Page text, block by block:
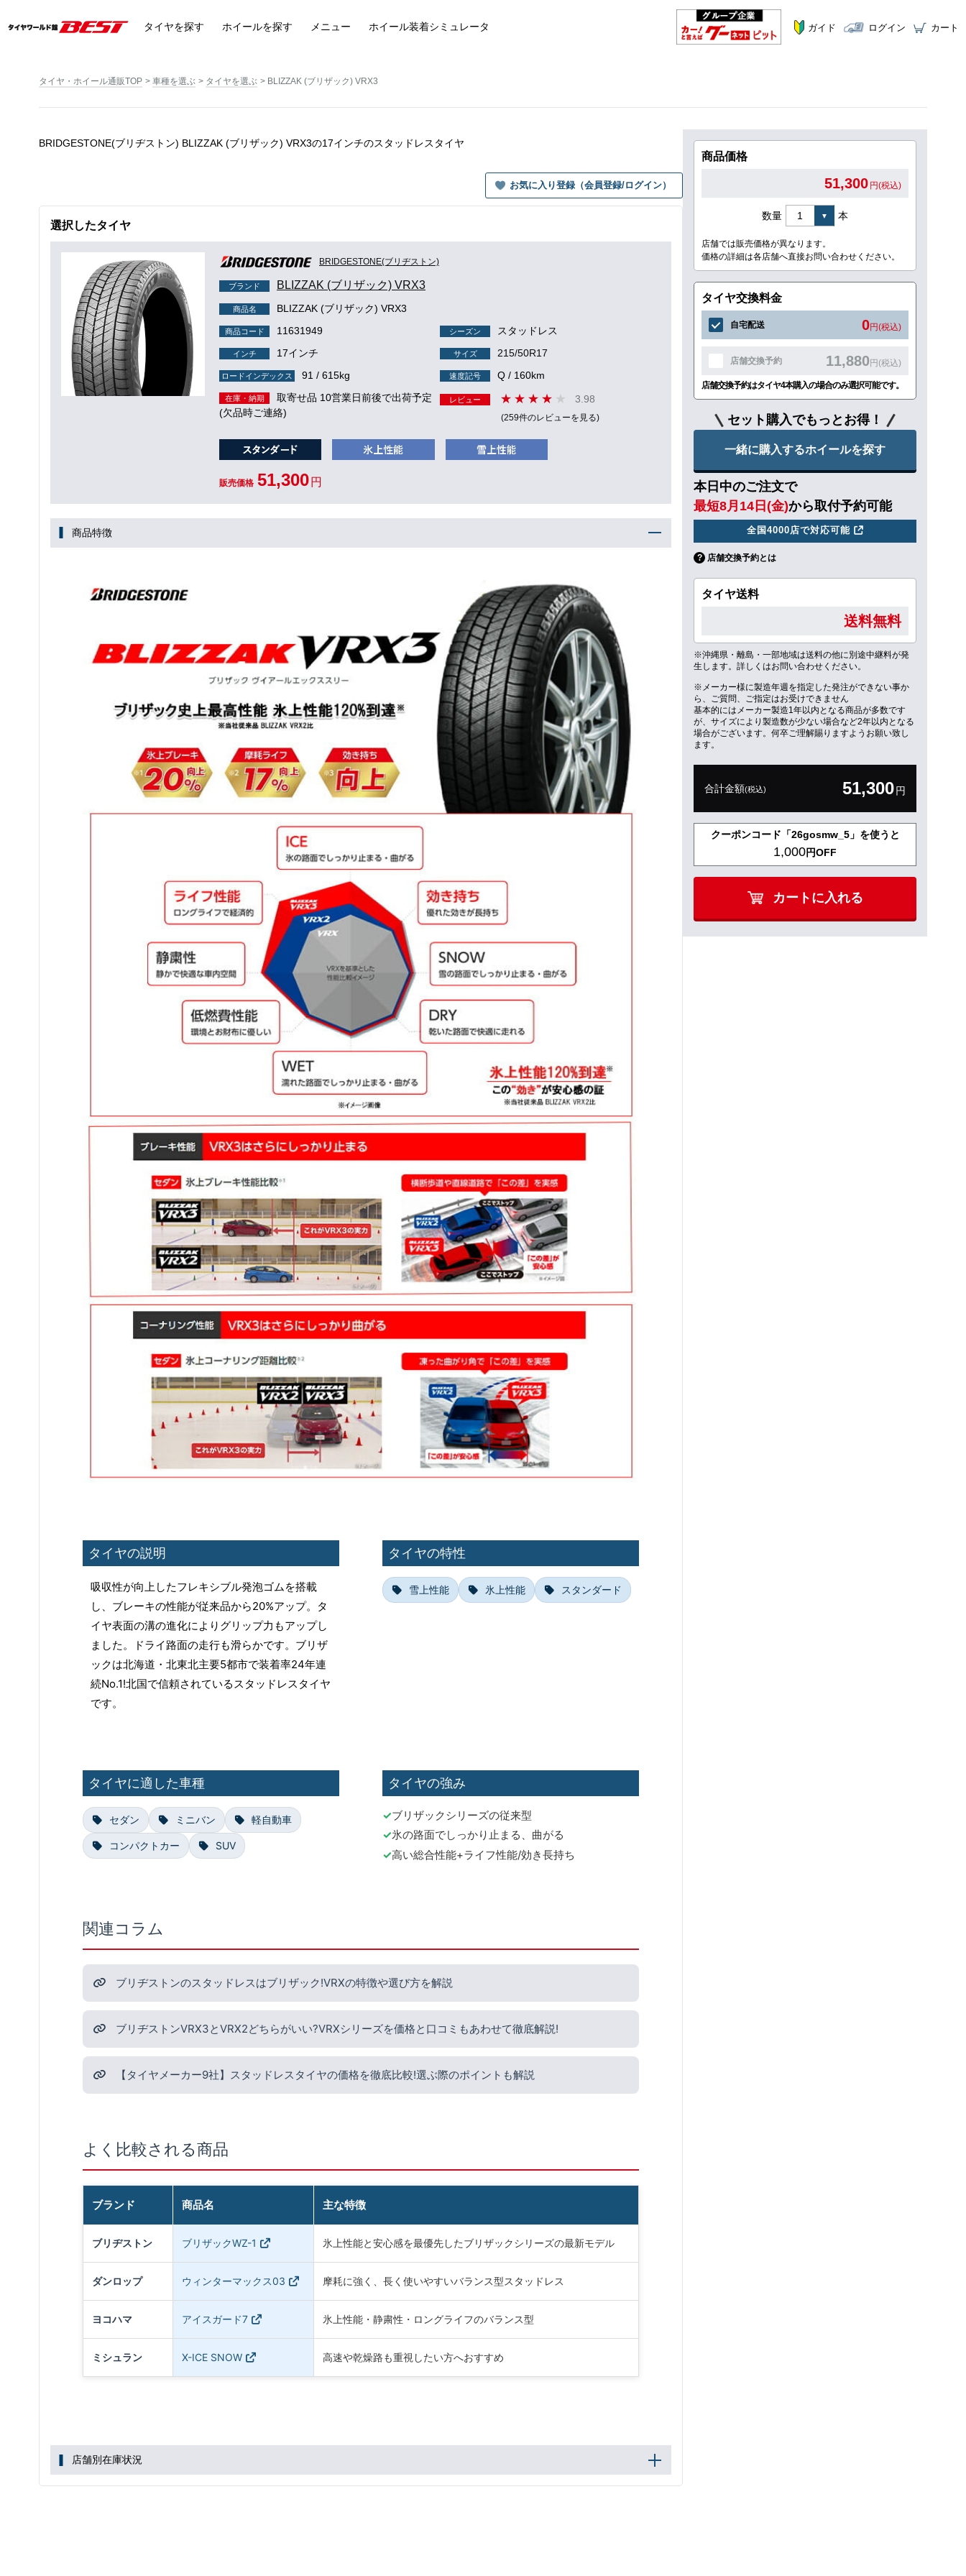
タイヤを探す ホイールを探す メニュー ホイール装着シミュレータ ガイド ログイン カート
タイヤ・ホイール通販TOP 車種を選ぶ タイヤを選ぶ BLIZZAK (ブリザック) VRX3
BRIDGESTONE(ブリヂストン) BLIZZAK (ブリザック) VRX3の17インチのスタッドレスタイヤ
お気に入り登録（会員登録/ログイン）
選択したタイヤ
BRIDGESTONE(ブリヂストン)
ブランド BLIZZAK (ブリザック) VRX3
商品名 BLIZZAK (ブリザック) VRX3
商品コード 11631949 シーズン スタッドレス
インチ 17インチ サイズ 215/50R17
ロードインデックス 91 / 615kg 速度記号 Q / 160km
在庫・納期
取寄せ品 10営業日前後で出荷予定
(欠品時ご連絡)
レビュー 3.98
(259件のレビューを見る)
販売価格 51,300 円
商品特徴
タイヤの説明
吸収性が向上したフレキシブル発泡ゴムを搭載
し、ブレーキの性能が従来品から20%アップ。タ
イヤ表面の溝の進化によりグリップ力もアップし
ました。ドライ路面の走行も滑らかです。ブリザ
ックは北海道・北東北主要5都市で装着率24年連
続No.1!北国で信頼されているスタッドレスタイヤ
です。
タイヤの特性
雪上性能 氷上性能 スタンダード
タイヤに適した車種
セダン ミニバン 軽自動車
コンパクトカー SUV
タイヤの強み
ブリザックシリーズの従来型
氷の路面でしっかり止まる、曲がる
高い総合性能+ライフ性能/効き長持ち
関連コラム
ブリヂストンのスタッドレスはブリザック!VRXの特徴や選び方を解説
ブリヂストンVRX3とVRX2どちらがいい?VRXシリーズを価格と口コミもあわせて徹底解説!
【タイヤメーカー9社】スタッドレスタイヤの価格を徹底比較!選ぶ際のポイントも解説
よく比較される商品
ブランド 商品名 主な特徴
ブリヂストン ブリザックWZ-1 氷上性能と安心感を最優先したブリザックシリーズの最新モデル
ダンロップ ウィンターマックス03 摩耗に強く、長く使いやすいバランス型スタッドレス
ヨコハマ アイスガード7 氷上性能・静粛性・ロングライフのバランス型
ミシュラン X-ICE SNOW 高速や乾燥路も重視したい方へおすすめ
店舗別在庫状況
商品価格
51,300 円(税込)
数量 本
店舗では販売価格が異なります。
価格の詳細は各店舗へ直接お問い合わせください。
タイヤ交換料金
自宅配送 0円(税込)
店舗交換予約 11,880円(税込)
店舗交換予約はタイヤ4本購入の場合のみ選択可能です。
セット購入でもっとお得！
一緒に購入するホイールを探す
本日中のご注文で
最短8月14日(金)から取付予約可能
全国4000店で対応可能
店舗交換予約とは
タイヤ送料
送料無料
※沖縄県・離島・一部地域は送料の他に別途中継料が発
生します。詳しくはお問い合わせください。
※メーカー様に製造年週を指定した発注ができない事か
ら、ご質問、ご指定はお受けできません
基本的にはメーカー製造1年以内となる商品が多数です
が、サイズにより製造数が少ない場合など2年以内となる
場合がございます。何卒ご理解賜りますようお願い致し
ます。
合計金額(税込) 51,300円
クーポンコード「26gosmw_5」を使うと
1,000円OFF
カートに入れる